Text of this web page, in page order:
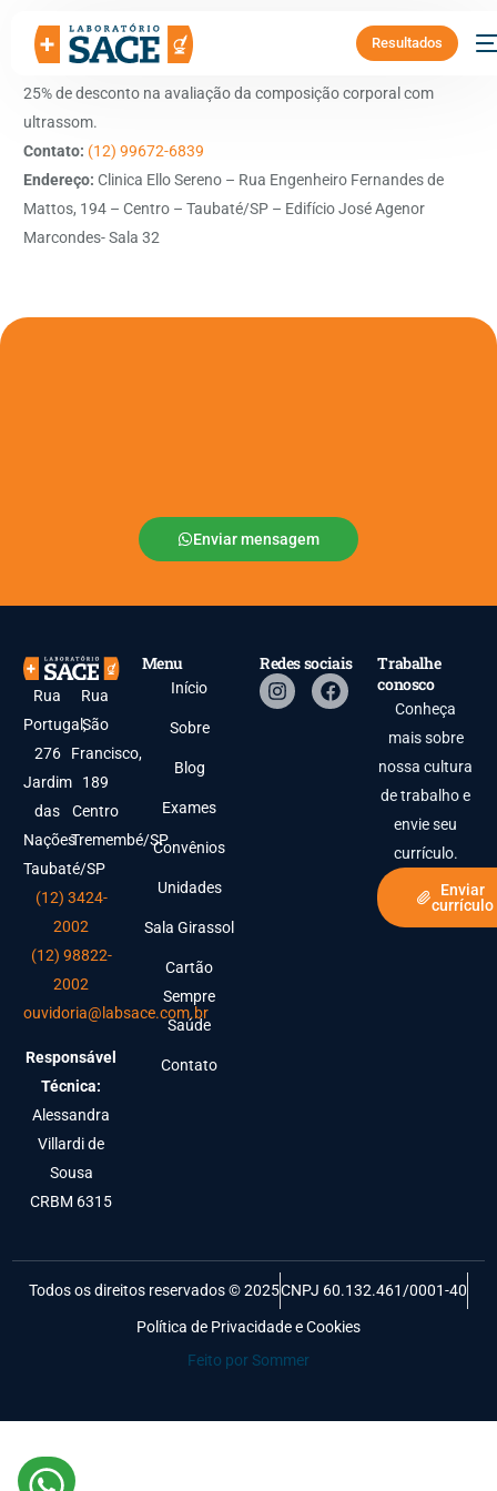
Resultados
Benefício:28% de desconto em consultas presenciais e online +
25% de desconto na avaliação da composição corporal com
ultrassom.
Contato: (12) 99672-6839
Endereço: Clinica Ello Sereno – Rua Engenheiro Fernandes de
Mattos, 194 – Centro – Taubaté/SP – Edifício José Agenor
Marcondes- Sala 32
Enviar mensagem
Rua
Portugal,
276
Jardim
das
Nações
Taubaté/SP
Rua
São
Francisco,
189
Centro
Tremembé/SP
(12) 3424-
2002
(12) 98822-
2002
ouvidoria@labsace.com.br
Responsável
Técnica:
Alessandra
Villardi de
Sousa
CRBM 6315
Menu
Início
Sobre
Blog
Exames
Convênios
Unidades
Sala Girassol
Cartão
Sempre
Saúde
Contato
Redes sociais
Trabalhe
conosco
Conheça
mais sobre
nossa cultura
de trabalho e
envie seu
currículo.
Enviar
currículo
Todos os direitos reservados © 2025CNPJ 60.132.461/0001-40
Política de Privacidade e Cookies
Feito por Sommer